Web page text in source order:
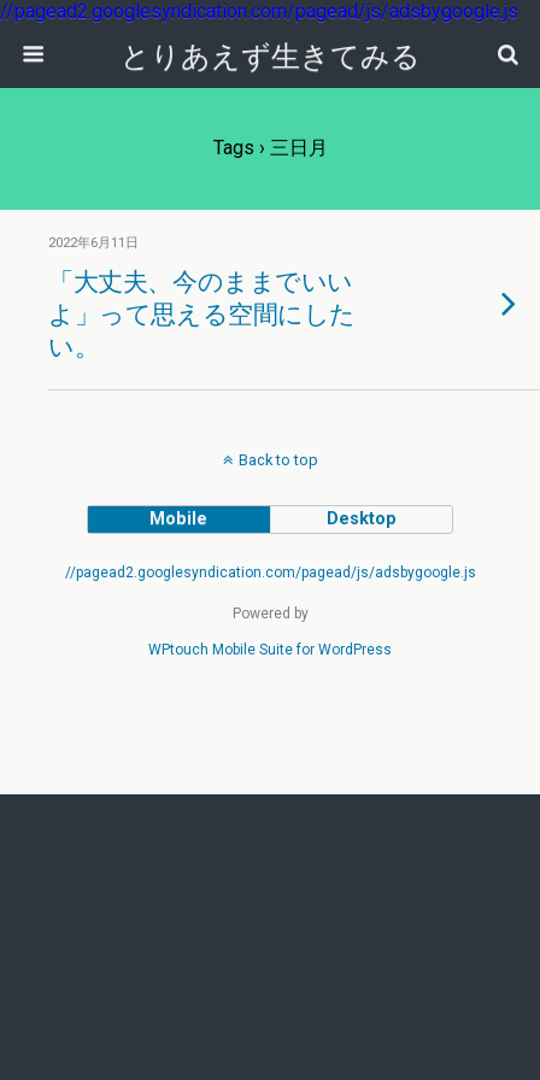
//pagead2.googlesyndication.com/pagead/js/adsbygoogle.js
とりあえず生きてみる
Tags › 三日月
2022年6月11日
「大丈夫、今のままでいい
よ」って思える空間にした
い。
Back to top
Mobile Desktop
//pagead2.googlesyndication.com/pagead/js/adsbygoogle.js
Powered by
WPtouch Mobile Suite for WordPress